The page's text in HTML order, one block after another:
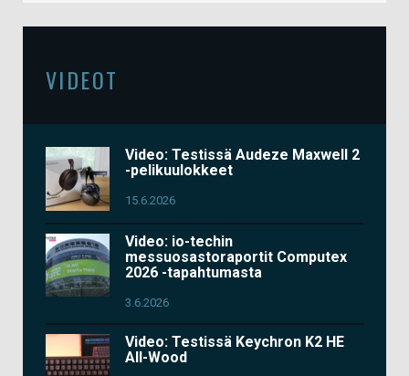
VIDEOT
Video: Testissä Audeze Maxwell 2
-pelikuulokkeet
15.6.2026
Video: io-techin
messuosastoraportit Computex
2026 -tapahtumasta
3.6.2026
Video: Testissä Keychron K2 HE
All-Wood